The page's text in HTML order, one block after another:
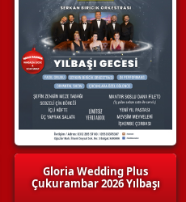
Gloria Wedding Plus
Çukurambar 2026 Yılbaşı